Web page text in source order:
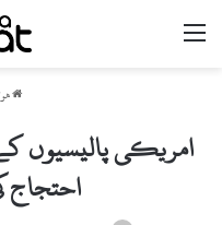
امریکی پالیسیوں